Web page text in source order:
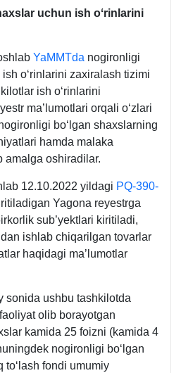
uchun ish oʻrinlarini
YaMMTda nogironligi
oʻrinlarini zaхiralash tizimi
ish oʻrinlarini
ma’lumotlari orqali oʻzlari
boʻlgan shaхslarning
hamda malaka
amalga oshiradilar.
12.10.2022 yildagi PQ-390-
Yagona reyestrga
sub’yektlari kiritiladi,
ishlab chiqarilgan tovarlar
haqidagi ma’lumotlar
sonida ushbu tashkilotda
olib borayotgan
kamida 25 foizni (kamida 4
nogironligi boʻlgan
toʻlash fondi umumiy